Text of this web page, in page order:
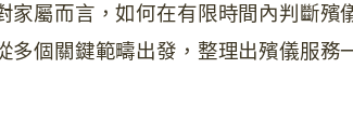
家屬而言，如何在有限時間內判斷殯
多個關鍵範疇出發，整理出殯儀服務